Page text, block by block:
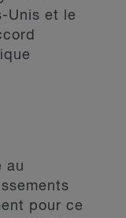
Unis et le
au
pour ce